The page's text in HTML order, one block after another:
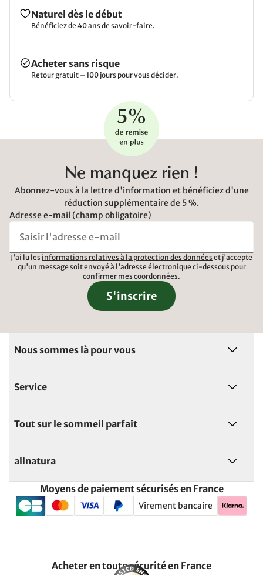
Naturel dès le début
Bénéficiez de 40 ans de savoir-faire.
Acheter sans risque
Retour gratuit – 100 jours pour vous décider.
Ne manquez rien !
Abonnez-vous à la lettre d'information et bénéficiez d'une
réduction supplémentaire de 5 %.
Adresse e-mail (champ obligatoire)
J'ai lu les informations relatives à la protection des données et j'accepte
qu'un message soit envoyé à l'adresse électronique ci-dessous pour
confirmer mes coordonnées.
S'inscrire
Nous sommes là pour vous
Service
Tout sur le sommeil parfait
allnatura
Moyens de paiement sécurisés en France
Virement bancaire
Acheter en toute sécurité en France